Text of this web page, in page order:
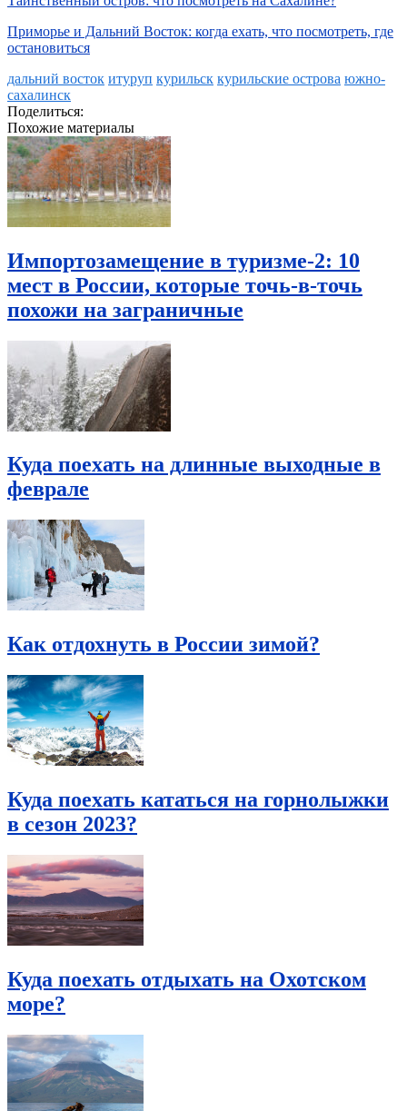
Приморье и Дальний Восток: когда ехать, что посмотреть, где
остановиться
дальний восток итуруп курильск курильские острова южно-
сахалинск
Поделиться:
Похожие материалы
Импортозамещение в туризме-2: 10
мест в России, которые точь-в-точь
похожи на заграничные
Куда поехать на длинные выходные в
феврале
Как отдохнуть в России зимой?
Куда поехать кататься на горнолыжки
в сезон 2023?
Куда поехать отдыхать на Охотском
море?